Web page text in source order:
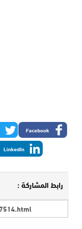
Facebook
LinkedIn
رابط المشاركة :